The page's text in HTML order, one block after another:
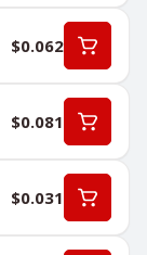
$0.062
$0.081
$0.031